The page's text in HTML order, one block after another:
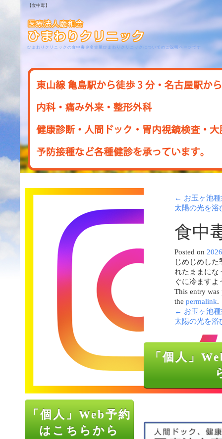
【食中毒】
ひまわりクリニックの食中毒＠名古屋ひまわりクリニックについてのご説明ページです
「個人」Web予約
はこちらから
← お玉ヶ池
太陽の光を
食中
Posted on
じめじめし
れたままにな
ぐに冷ますよ
This entry
the permalink.
← お玉ヶ池
太陽の光を
「個人」